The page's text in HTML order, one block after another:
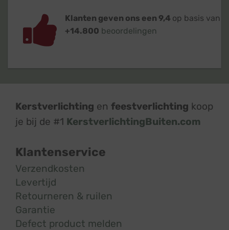
Klanten geven ons een 9,4 op basis van
+14.800 beoordelingen
Kerstverlichting en feestverlichting koop
je bij de #1 KerstverlichtingBuiten.com
Klantenservice
Verzendkosten
Levertijd
Retourneren & ruilen
Garantie
Defect product melden